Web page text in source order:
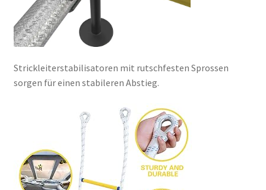
Strickleiterstabilisatoren mit rutschfesten Sprossen
sorgen für einen stabileren Abstieg.